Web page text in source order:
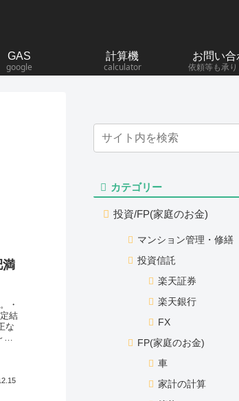
GAS
google
計算機
calculator
お問い合
依頼等も承り
満
・
結
な
カテゴリー
投資/FP(家庭のお金)
マンション管理・修繕
投資信託
楽天証券
楽天銀行
FX
FP(家庭のお金)
車
家計の計算